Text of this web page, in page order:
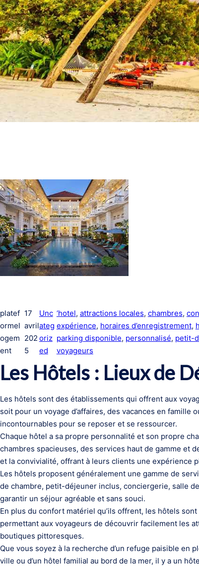
platef
ormel
ogem
ent
17
avril
202
5
Unc
ateg
oriz
ed
‘hotel, attractions locales, chambres,
expérience, horaires d’enregistrement,
parking disponible, personnalisé, petit-
voyageurs
Les Hôtels : Lieux de
Les hôtels sont des établissements qui offrent aux
soit pour un voyage d’affaires, des vacances en
incontournables pour se reposer et se ressourcer.
Chaque hôtel a sa propre personnalité et son propre
chambres spacieuses, des services haut de gamme et
et la convivialité, offrant à leurs clients une expérience
Les hôtels proposent généralement une gamme de
de chambre, petit-déjeuner inclus, conciergerie, salle
garantir un séjour agréable et sans souci.
En plus du confort matériel qu’ils offrent, les hôtels
permettant aux voyageurs de découvrir facilement les
boutiques pittoresques.
Que vous soyez à la recherche d’un refuge paisible en
ville ou d’un hôtel familial au bord de la mer, il y a un